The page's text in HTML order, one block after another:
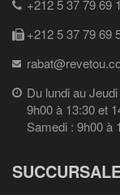
+212 5 37 79 69
+212 5 37 79 69
Du lundi au
9h00 à 13:30 et
Samedi : 9h00 à